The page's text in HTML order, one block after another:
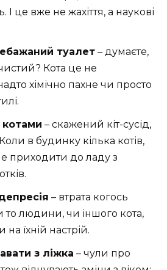
це вже не жахіття, а наукові
туалет – думаєте,
Кота це не
хімічно пахне чи просто
котами – скажений кіт-сусід,
в будинку кілька котів,
приходити до ладу з
– втрата когось
то людини, чи іншого кота,
їхній настрій.
з ліжка – чули про